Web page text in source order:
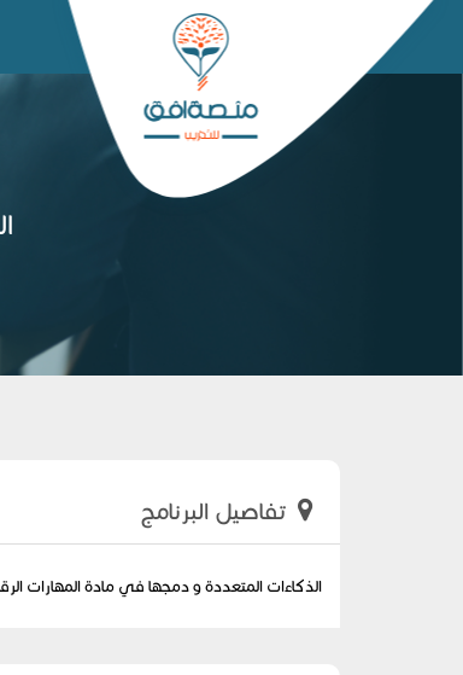
تفاصيل البرنامج
الذكاءات المتعددة و دمجها في مادة المهارات